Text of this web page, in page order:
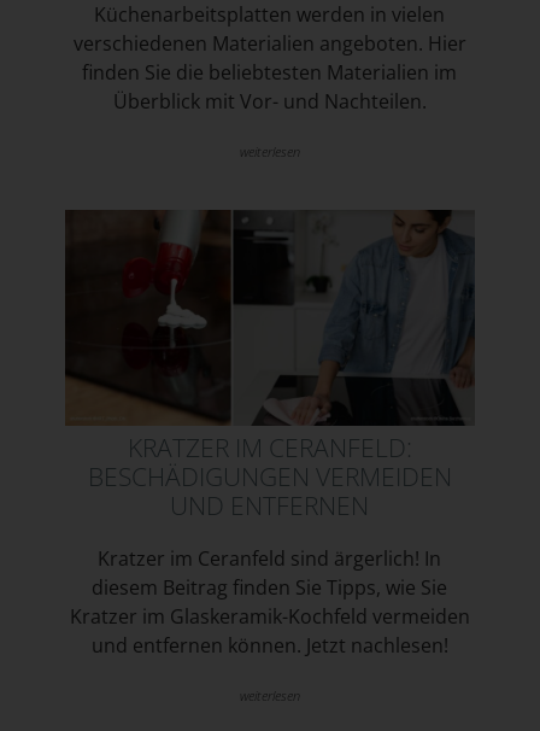
Küchenarbeitsplatten werden in vielen
verschiedenen Materialien angeboten. Hier
finden Sie die beliebtesten Materialien im
Überblick mit Vor- und Nachteilen.
weiterlesen
KRATZER IM CERANFELD:
BESCHÄDIGUNGEN VERMEIDEN
UND ENTFERNEN
Kratzer im Ceranfeld sind ärgerlich! In
diesem Beitrag finden Sie Tipps, wie Sie
Kratzer im Glaskeramik-Kochfeld vermeiden
und entfernen können. Jetzt nachlesen!
weiterlesen